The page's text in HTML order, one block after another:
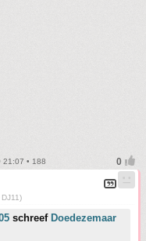
21:07 • 188
schreef Doedezemaar